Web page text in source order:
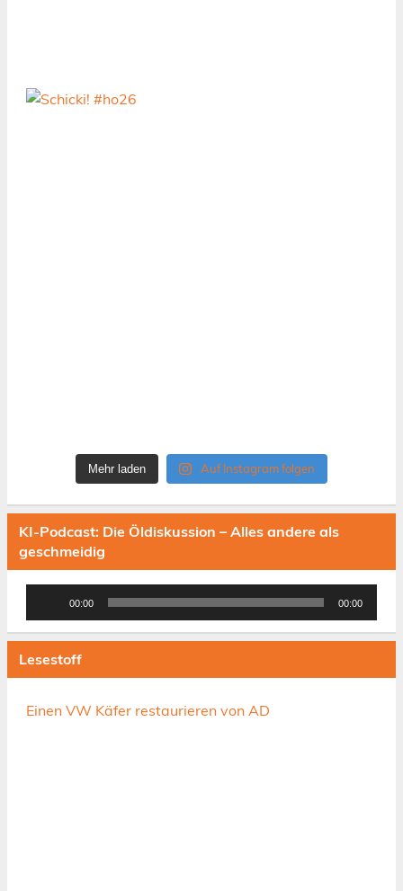
Mehr laden Auf Instagram folgen
KI-Podcast: Die Öldiskussion – Alles andere als
geschmeidig
00:00 00:00
Lesestoff
Einen VW Käfer restaurieren von AD